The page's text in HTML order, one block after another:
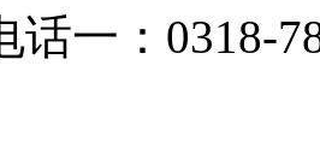
话一：0318-